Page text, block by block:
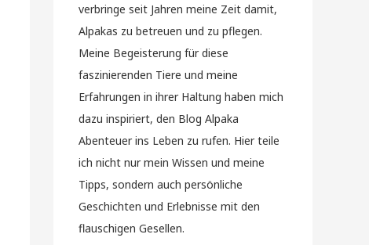
verbringe seit Jahren meine Zeit damit,
Alpakas zu betreuen und zu pflegen.
Meine Begeisterung für diese
faszinierenden Tiere und meine
Erfahrungen in ihrer Haltung haben mich
dazu inspiriert, den Blog Alpaka
Abenteuer ins Leben zu rufen. Hier teile
ich nicht nur mein Wissen und meine
Tipps, sondern auch persönliche
Geschichten und Erlebnisse mit den
flauschigen Gesellen.